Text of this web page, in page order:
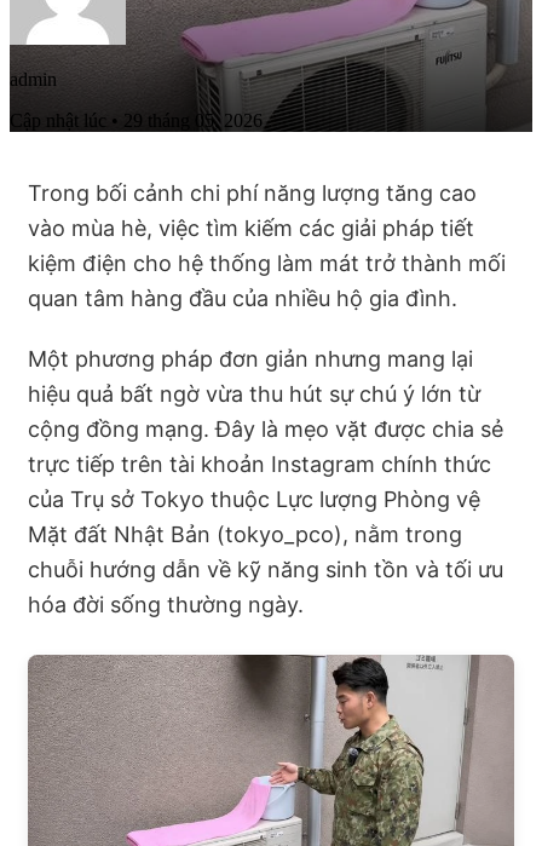
admin
Cập nhật lúc • 29 tháng 05, 2026
Trong bối cảnh chi phí năng lượng tăng cao
vào mùa hè, việc tìm kiếm các giải pháp tiết
kiệm điện cho hệ thống làm mát trở thành mối
quan tâm hàng đầu của nhiều hộ gia đình.
Một phương pháp đơn giản nhưng mang lại
hiệu quả bất ngờ vừa thu hút sự chú ý lớn từ
cộng đồng mạng. Đây là mẹo vặt được chia sẻ
trực tiếp trên tài khoản Instagram chính thức
của Trụ sở Tokyo thuộc Lực lượng Phòng vệ
Mặt đất Nhật Bản (tokyo_pco), nằm trong
chuỗi hướng dẫn về kỹ năng sinh tồn và tối ưu
hóa đời sống thường ngày.